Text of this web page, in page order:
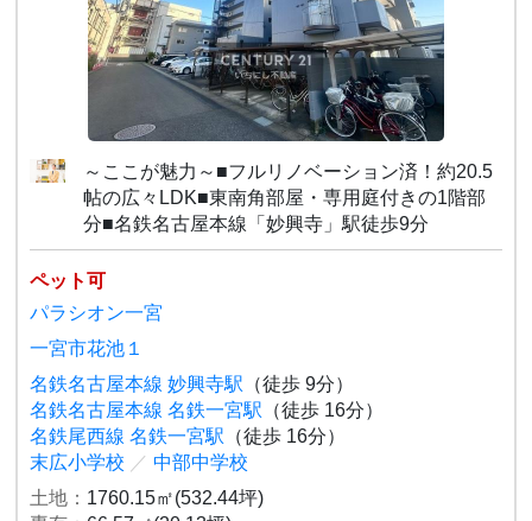
～ここが魅力～■フルリノベーション済！約20.5
帖の広々LDK■東南角部屋・専用庭付きの1階部
分■名鉄名古屋本線「妙興寺」駅徒歩9分
ペット可
パラシオン一宮
一宮市花池１
名鉄名古屋本線 妙興寺駅 （徒歩 9分）
名鉄名古屋本線 名鉄一宮駅 （徒歩 16分）
名鉄尾西線 名鉄一宮駅 （徒歩 16分）
末広小学校 ／ 中部中学校
土地： 1760.15㎡(532.44坪)